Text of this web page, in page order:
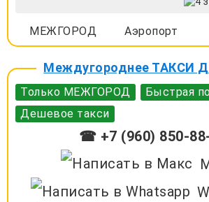
МЕЖГОРОД Аэропорт
Междугороднее ТАКСИ
Только МЕЖГОРОД
Быстрая
Дешевое такси
☎ +7 (960) 850-